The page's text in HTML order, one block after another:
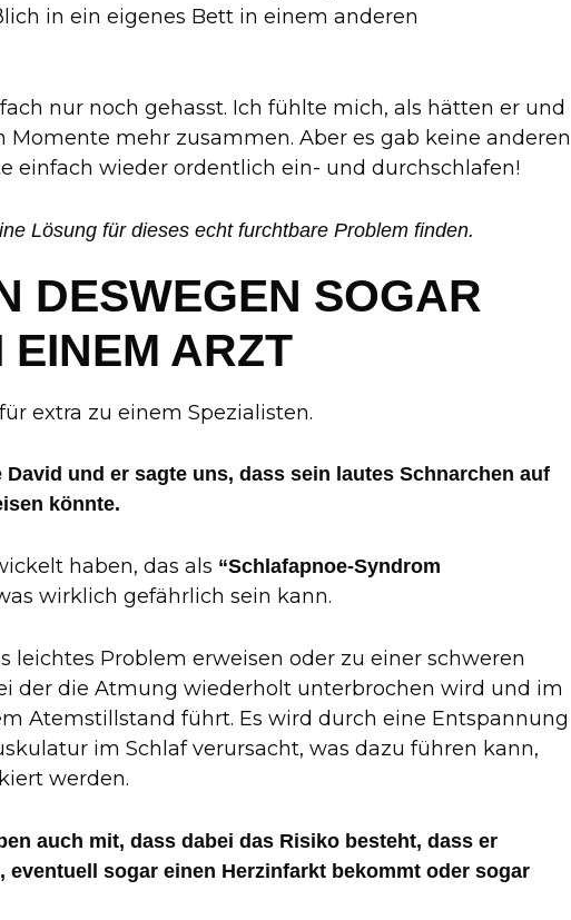
in ein eigenes Bett in einem anderen
nur noch gehasst. Ich fühlte mich, als hätten er und
mehr zusammen. Aber es gab keine anderen
einfach wieder ordentlich ein- und durchschlafen!
Lösung für dieses echt furchtbare Problem finden.
DESWEGEN SOGAR
EINEM ARZT
extra zu einem Spezialisten.
und er sagte uns, dass sein lautes Schnarchen auf
könnte.
haben, das als “Schlafapnoe-Syndrom
wirklich gefährlich sein kann.
leichtes Problem erweisen oder zu einer schweren
der die Atmung wiederholt unterbrochen wird und im
Atemstillstand führt. Es wird durch eine Entspannung
im Schlaf verursacht, was dazu führen kann,
werden.
auch mit, dass dabei das Risiko besteht, dass er
eventuell sogar einen Herzinfarkt bekommt oder sogar